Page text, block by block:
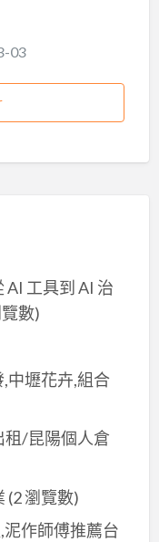
03
AI 工具到 AI 治
數)
中壢花卉,組合
租/昆陽個人倉
(2 瀏覽數)
作師傅推薦台